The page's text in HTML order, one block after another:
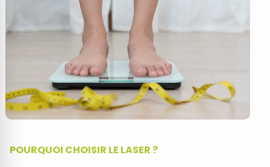
POURQUOI CHOISIR LE LASER ?